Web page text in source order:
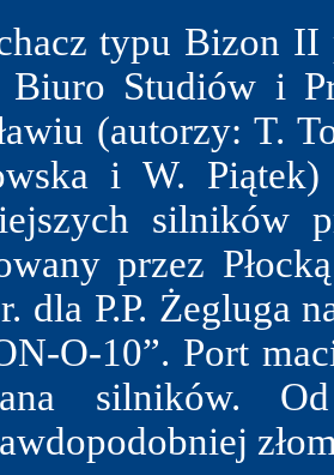
typu Bizon II
Biuro Studiów i
(autorzy: T.
i W. Piątek)
silników
przez
dla P.P. Żegluga
O-10”. Port
silników.